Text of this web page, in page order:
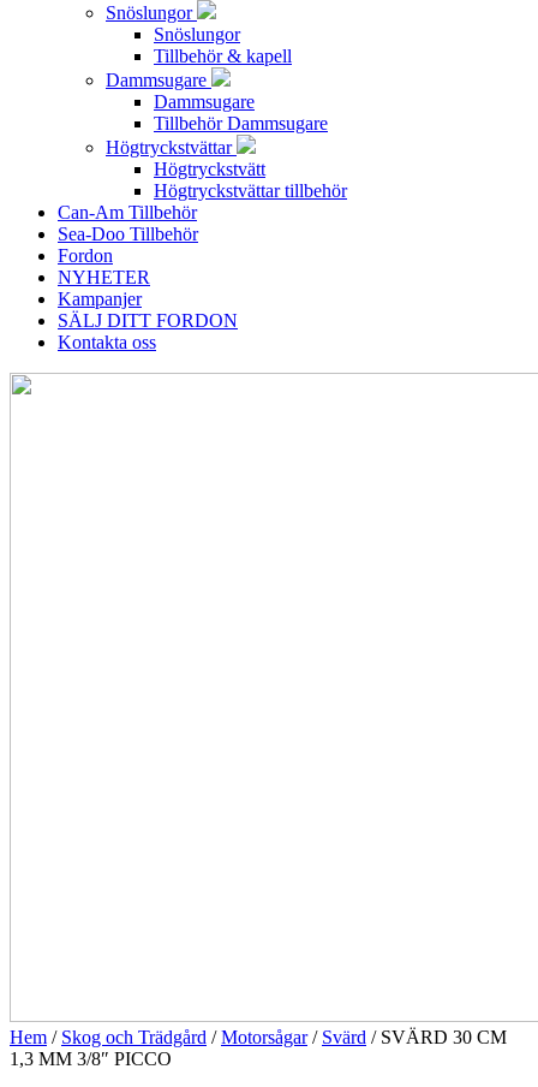
Snöslungor
Snöslungor
Tillbehör & kapell
Dammsugare
Dammsugare
Tillbehör Dammsugare
Högtryckstvättar
Högtryckstvätt
Högtryckstvättar tillbehör
Can-Am Tillbehör
Sea-Doo Tillbehör
Fordon
NYHETER
Kampanjer
SÄLJ DITT FORDON
Kontakta oss
Hem / Skog och Trädgård /Motorsågar/ Svärd / SVÄRD 30 CM
1,3 MM 3/8″ PICCO